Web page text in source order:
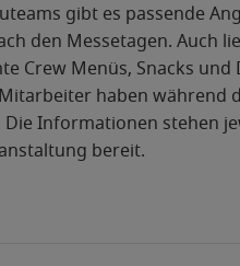
gibt es passende
den Messetagen. Auch
Crew Menüs, Snacks und
haben während
Informationen stehen
bereit.